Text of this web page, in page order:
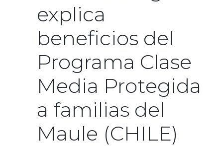
explica
beneficios del
Programa Clase
Media Protegida
a familias del
Maule (CHILE)